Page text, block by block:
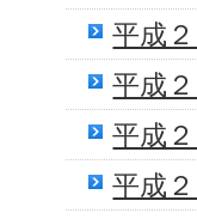
平成
平成
平成
平成